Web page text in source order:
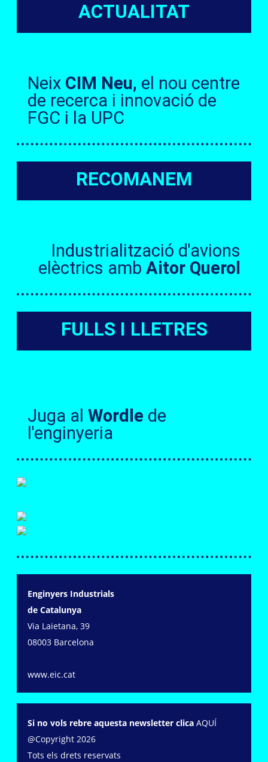
ACTUALITAT
Neix CIM Neu, el nou centre
de recerca i innovació de
FGC i la UPC
RECOMANEM
Industrialització d'avions
elèctrics amb Aitor Querol
FULLS I LLETRES
Juga al Wordle de
l'enginyeria
Enginyers Industrials
de Catalunya
Via Laietana, 39
08003 Barcelona
www.eic.cat
Si no vols rebre aquesta newsletter clica AQUÍ
@Copyright 2026
Tots els drets reservats